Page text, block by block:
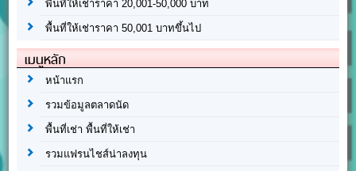
พื้นที่ให้เช่าราคา 20,001-50,000 บาท
พื้นที่ให้เช่าราคา 50,001 บาทขึ้นไป
เมนูหลัก
หน้าแรก
รวมข้อมูลตลาดนัด
พื้นที่เช่า พื้นที่ให้เช่า
รวมแฟรนไชส์น่าลงทุน